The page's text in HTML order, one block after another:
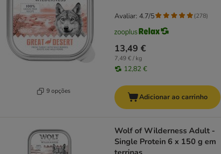
9 opções
13,49 €
7,49 € / kg
12,82 €
Avaliar: 4.7/5 (278)
Adicionar ao carrinho
Wolf of Wilderness Adult -
Single Protein 6 x 150 g em